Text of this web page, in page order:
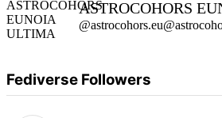
Fediverse Followers